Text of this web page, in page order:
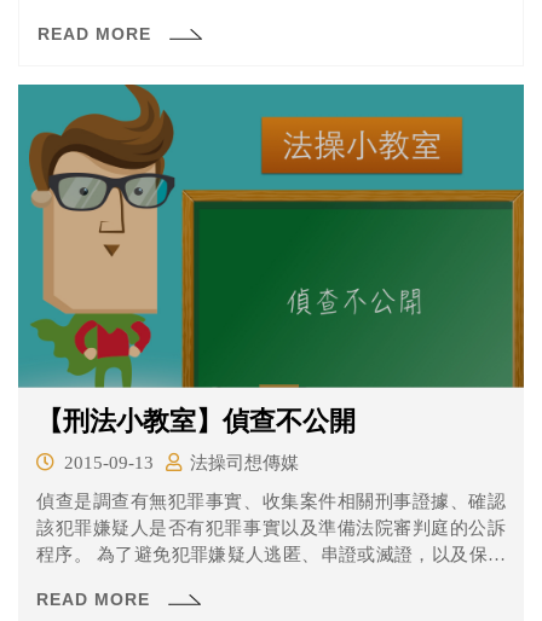
說明）
READ MORE
【刑法小教室】偵查不公開
2015-09-13
法操司想傳媒
偵查是調查有無犯罪事實、收集案件相關刑事證據、確認
該犯罪嫌疑人是否有犯罪事實以及準備法院審判庭的公訴
程序。 為了避免犯罪嫌疑人逃匿、串證或滅證，以及保護
訴訟法》第245條第1項有規定，偵查，不公開之。
READ MORE